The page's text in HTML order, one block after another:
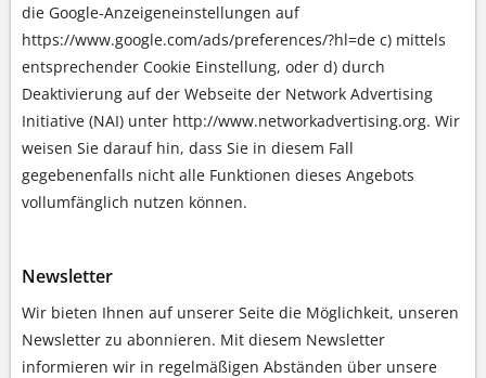
die Google-Anzeigeneinstellungen auf
https://www.google.com/ads/preferences/?hl=de c) mittels
entsprechender Cookie Einstellung, oder d) durch
Deaktivierung auf der Webseite der Network Advertising
Initiative (NAI) unter http://www.networkadvertising.org. Wir
weisen Sie darauf hin, dass Sie in diesem Fall
gegebenenfalls nicht alle Funktionen dieses Angebots
vollumfänglich nutzen können.
Newsletter
Wir bieten Ihnen auf unserer Seite die Möglichkeit, unseren
Newsletter zu abonnieren. Mit diesem Newsletter
informieren wir in regelmäßigen Abständen über unsere